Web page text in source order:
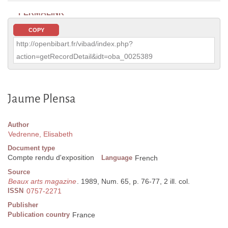
PERMALINK
COPY
http://openbibart.fr/vibad/index.php?
action=getRecordDetail&idt=oba_0025389
Jaume Plensa
Author
Vedrenne, Elisabeth
Document type
Compte rendu d'exposition Language French
Source
Beaux arts magazine. 1989, Num. 65, p. 76-77, 2 ill. col.
ISSN 0757-2271
Publisher
Publication country France